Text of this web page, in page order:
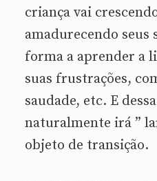
criança vai
amadurecendo seus
forma a aprender a
suas frustrações,
saudade, etc. E
naturalmente irá ”
objeto de transição.